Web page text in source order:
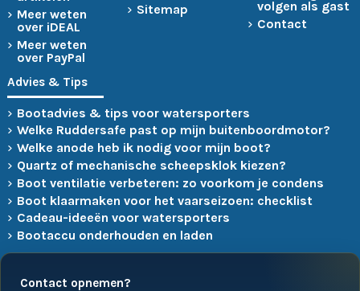
Meer weten
over iDEAL
Meer weten
over PayPal
Sitemap
volgen als gast
Contact
Advies & Tips
Bootadvies & tips voor watersporters
Welke Ruddersafe past op mijn buitenboordmotor?
Welke anode heb ik nodig voor mijn boot?
Quartz of mechanische scheepsklok kiezen?
Boot ventilatie verbeteren: zo voorkom je condens
Boot klaarmaken voor het vaarseizoen: checklist
Cadeau-ideeën voor watersporters
Bootaccu onderhouden en laden
Contact opnemen?